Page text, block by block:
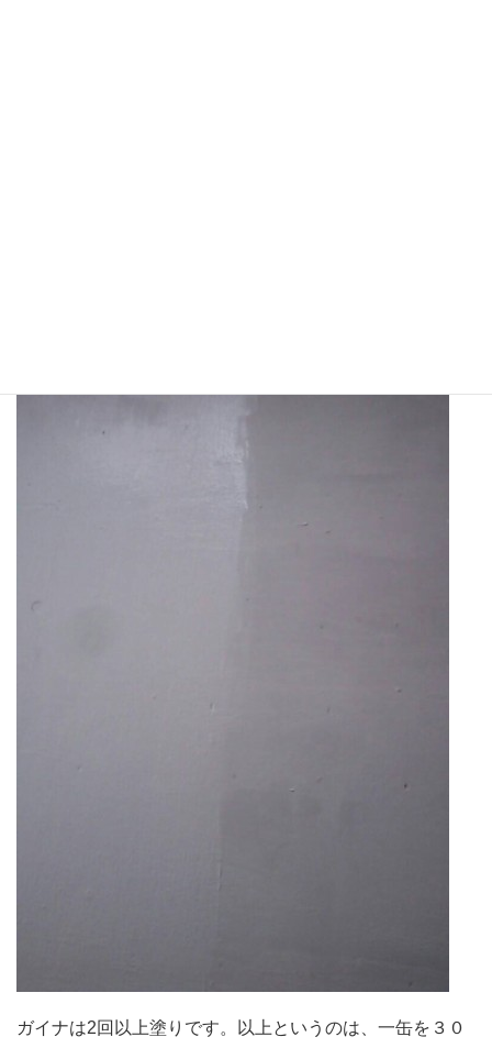
ガイナは2回以上塗りです。以上というのは、一缶を３０